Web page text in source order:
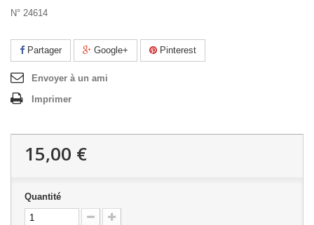
N° 24614
Partager Google+ Pinterest
Envoyer à un ami
Imprimer
15,00 €
Quantité